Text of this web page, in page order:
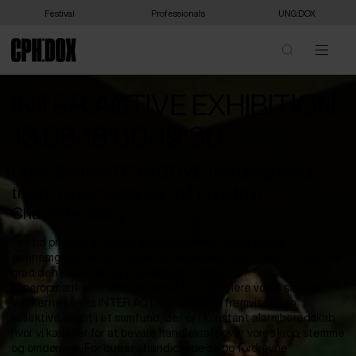
Festival Professionals UNG:DOX
titlen "Hypervigilance" på Kunsthal
Charlottenborg.
I en tid præget af digital overophedning, global uro og
gennemgribende overvågning undersøger kunstnere i stigende
grad den kulturelle og psykologiske tilstand af
hyperopmærksomhed, som virker til at definere vores samtid.
Værkerne i årets INTER:ACTIVE-udstilling fremviser den
kollektive angst i et samfund, der er i konstant alarmberedskab,
hvor vi kæmper for at bevare handlekraft over vores krop, stemme
og omdømme. For queer-, handicappede og fordrevne